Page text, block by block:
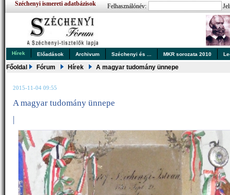
Széchenyi ismereti adatbázisok Felhasználónév:
Hírek Előadások Archivum Széchenyi és ... MKR sorozata 2010
Főoldal Fórum Hírek A magyar tudomány ünnepe
2015-11-04 09:55
A magyar tudomány ünnepe
|